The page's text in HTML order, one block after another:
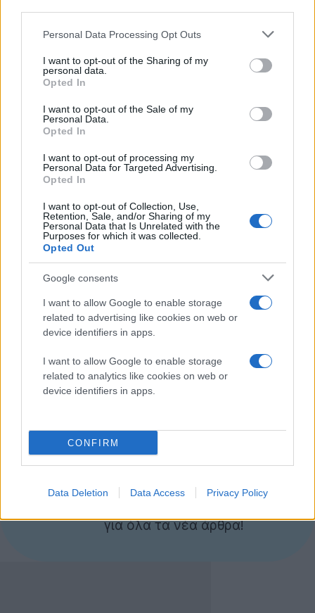
Please note that this website/app uses one or more Google
not limited to your visit or usage behaviour. You may click to
grant or deny consent to Google and its third-party tags to
use your data for below specified purposes in below Google
consent section.
Personal Data Processing Opt Outs
I want to opt-out of the Sharing of my
personal data.
Opted In
I want to opt-out of the Sale of my
Personal Data.
Opted In
I want to opt-out of processing my
Personal Data for Targeted Advertising.
Opted In
I want to opt-out of Collection, Use,
Retention, Sale, and/or Sharing of my
Personal Data that Is Unrelated with the
Purposes for which it was collected.
Opted Out
Google consents
I want to allow Google to enable storage
related to advertising like cookies on web or
device identifiers in apps.
I want to allow Google to enable storage
related to analytics like cookies on web or
device identifiers in apps.
CONFIRM
Data Deletion Data Access Privacy Policy
Ομολογουμένως, η φαντασία του Twitter - ή μάλλον
πρόκειται για beta ελπίζουμε σε περισσότερο
διασκεδαστικές διασκευές. Να σημειώσουμε, βέβαια,
ότι το Twitter δεν είναι το μοναδικό κοινωνικό δίκτυο
που υιοθετεί μια ...περίεργη γλώσσα. Το Facebook για
χρησιμοποιώντας πειρατικούς όρους!
Μπορείτε να ενεργοποιήσετε το lolcatz στο Twitter
ακολουθώντας τον σύνδεσμο
Ακολουθήστε το
Techgear.gr στο Google
Newsγια να
για όλα τα νέα άρθρα!